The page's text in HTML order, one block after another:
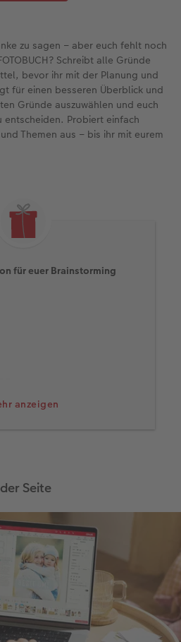
zu sagen – aber euch fehlt noch
Schreibt alle Gründe
bevor ihr mit der Planung und
für einen besseren Überblick und
Gründe auszuwählen und euch
entscheiden. Probiert einfach
Themen aus – bis ihr mit eurem
anzeigen
für euer Brainstorming
Seite